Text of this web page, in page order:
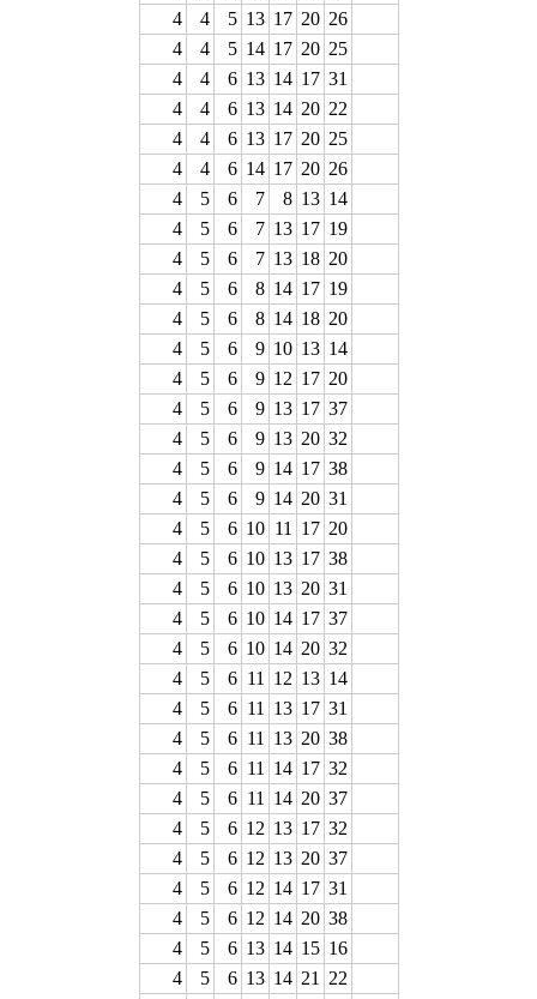
4
4 5 13 17 20 26
4
4 5 14 17 20 25
4
4 6 13 14 17 31
4
4 6 13 14 20 22
4
4 6 13 17 20 25
4
4 6 14 17 20 26
4
5 6 7 8 13 14
4
5 6 7 13 17 19
4
5 6 7 13 18 20
4
5 6 8 14 17 19
4
5 6 8 14 18 20
4
5 6 9 10 13 14
4
5 6 9 12 17 20
4
5 6 9 13 17 37
4
5 6 9 13 20 32
4
5 6 9 14 17 38
4
5 6 9 14 20 31
4
5 6 10 11 17 20
4
5 6 10 13 17 38
4
5 6 10 13 20 31
4
5 6 10 14 17 37
4
5 6 10 14 20 32
4
5 6 11 12 13 14
4
5 6 11 13 17 31
4
5 6 11 13 20 38
4
5 6 11 14 17 32
4
5 6 11 14 20 37
4
5 6 12 13 17 32
4
5 6 12 13 20 37
4
5 6 12 14 17 31
4
5 6 12 14 20 38
4
5 6 13 14 15 16
4
5 6 13 14 21
22